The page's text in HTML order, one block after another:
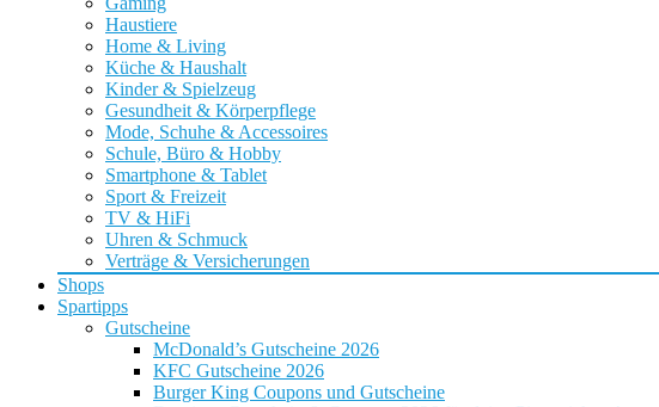
Haustiere
Home & Living
Küche & Haushalt
Kinder & Spielzeug
Gesundheit & Körperpflege
Mode, Schuhe & Accessoires
Schule, Büro & Hobby
Smartphone & Tablet
Sport & Freizeit
TV & HiFi
Uhren & Schmuck
Verträge & Versicherungen
Shops
Spartipps
Gutscheine
McDonald’s Gutscheine 2026
KFC Gutscheine 2026
Burger King Coupons und Gutscheine